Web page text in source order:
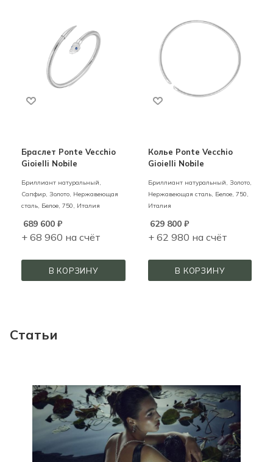
Браслет Ponte Vecchio
Gioielli Nobile
Бриллиант натуральный,
Сапфир, Золото, Нержавеющая
сталь, Белое, 750, Италия
689 600 ₽
+ 68 960 на счёт
В КОРЗИНУ
Колье Ponte Vecchio
Gioielli Nobile
Бриллиант натуральный, Золото,
Нержавеющая сталь, Белое, 750,
Италия
629 800₽
+ 62 980 на счёт
В КОРЗИНУ
Статьи